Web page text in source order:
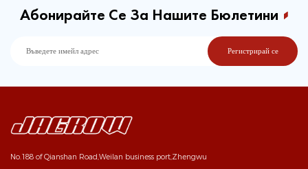
Абонирайте Се За Нашите Бюлетини
No.188 of Qianshan Road,Weilan business port,Zhengwu